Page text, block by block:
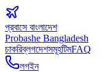
প্রবাসে বাংলাদেশ
Probashe Bangladesh
চাকরিব্লগদেশসমূহটিমFAQ
লগইন